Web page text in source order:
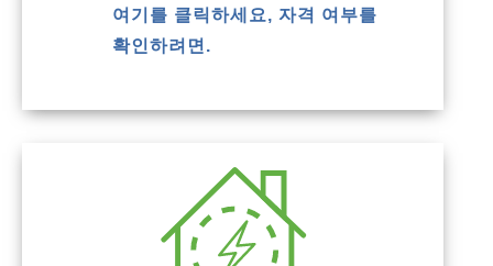
여기를 클릭하세요, 자격 여부를
확인하려면.